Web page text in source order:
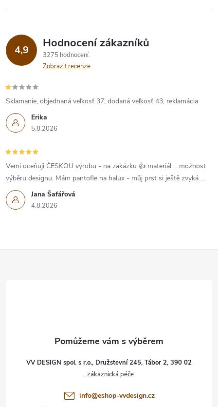
4,9 Hodnocení zákazníků
3275 hodnocení
Zobrazit recenze
Erika
5.8.2026
Sklamanie, objednaná veľkosť 37, dodaná veľkosť 43, reklamácia
Jana Šafářová
4.8.2026
Vemi oceňuji ČESKOU výrobu - na zakázku 👍 materiál ....možnost
výběru designu. Mám pantofle na halux - můj prst si ještě zvyká....
VV DESIGN spol. s r.o., Družstevní 245, Tábor 2, 390 02
info@eshop-vvdesign.cz